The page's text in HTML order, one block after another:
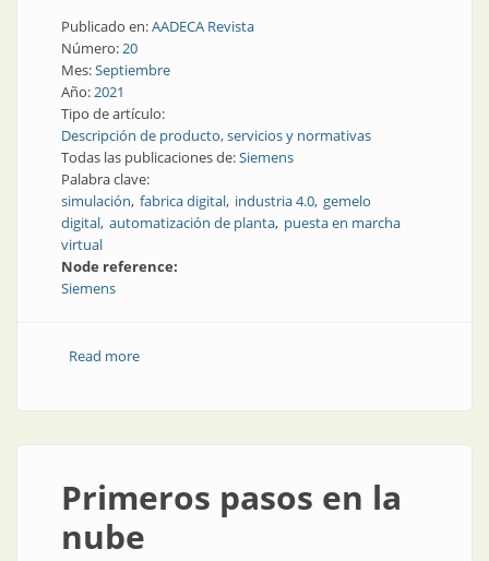
Publicado en:AADECA Revista
Número:20
Mes:Septiembre
Año:2021
Tipo de artículo:
Descripción de producto, servicios y normativas
Todas las publicaciones de:Siemens
Palabra clave:
simulación fabrica digital industria 4.0 gemelo
digital automatización de planta puesta en marcha
virtual
Node reference:
Siemens
Read moreabout Estrategias de simulación para la ingeniería de
Primeros pasos en la
nube